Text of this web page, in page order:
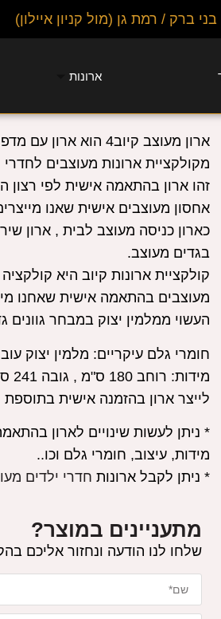
ארונות
ארון מעוצב קיוב4 הוא
מקולקציית ארונות מעוצבים לחדרי
זהו ארון בהתאמה אישית לפי רצון
אחסון מעוצבים אישית שאנו
כארון כניסה מעוצב לבית ,ארון
בגדים מעוצב.
קולקציית ארונות קיוב היא
מעוצבים בהתאמה אישית שאחנו
העשוי ממלמין יצוק במבחר גוונים
חומרי גלם עיקריים: מלמין יצוק עובי 17
מידות:
לייצר ארון בהזמנה אישית
* ניתן לעשות שינויים לארון
מידות, עיצוב, חומרי גלם וכו..
* ניתן לקבל ארונות חדרי ילדים
מתעניינים במוצר?
שלחו לנו הודעה ונחזור אליכם